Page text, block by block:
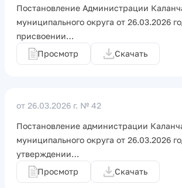
Постановление Администрации
муниципального округа от 26.03.2026
присвоении…
Просмотр
Скачать
от 26.03.2026 г. № 42
Постановление администрации
муниципального округа от 26.03.2026
утверждении…
Просмотр
Скачать